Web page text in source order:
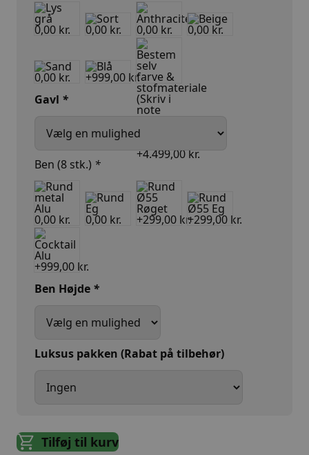
Gavl *
Ben (8 stk.) *
Ben Højde *
Luksus pakken (Rabat på tilbehør)
Tilføj til kurv